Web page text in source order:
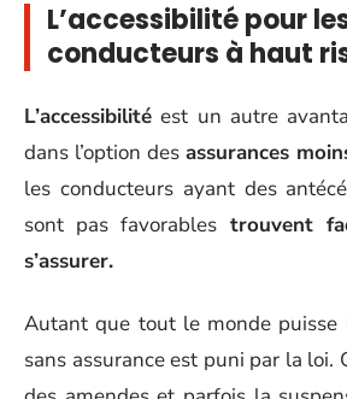
L’accessibilité pour
conducteurs à haut
L’accessibilité est un autre
dans l’option des assurances
les conducteurs ayant des
sont pas favorables trouvent
s’assurer.
Autant que tout le monde puisse
sans assurance est puni par la loi.